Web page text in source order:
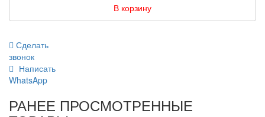
В корзину
Сделать
звонок
Написать
WhatsApp
РАНЕЕ ПРОСМОТРЕННЫЕ